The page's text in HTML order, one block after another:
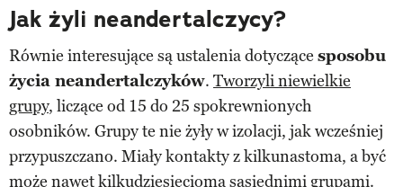
Jak żyli neandertalczycy?
Równie interesujące są ustalenia dotyczące sposobu
życia neandertalczyków. Tworzyli niewielkie
grupy, liczące od 15 do 25 spokrewnionych
osobników. Grupy te nie żyły w izolacji, jak wcześniej
przypuszczano. Miały kontakty z kilkunastoma, a być
może nawet kilkudziesięcioma sąsiednimi grupami.